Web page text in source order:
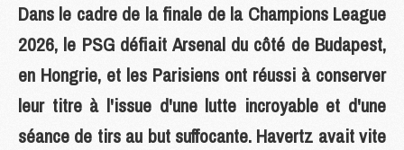
Dans le cadre de la finale de la Champions League
2026, le PSG défiait Arsenal du côté de Budapest,
en Hongrie, et les Parisiens ont réussi à conserver
leur titre à l'issue d'une lutte incroyable et d'une
séance de tirs au but suffocante. Havertz avait vite